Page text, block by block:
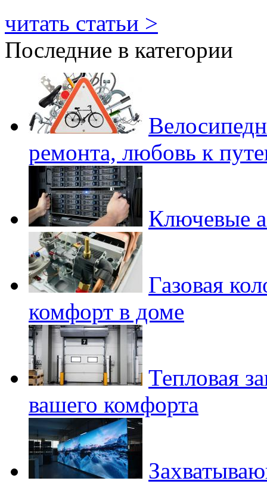
читать статьи >
Последние в категории
ремонта, любовь к
Ключевые
Газовая
комфорт в доме
Тепловая
вашего комфорта